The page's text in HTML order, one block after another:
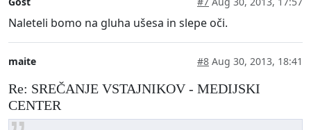
Naleteli bomo na gluha ušesa in slepe oči.
maite #8 Aug 30, 2013, 18:41
Re: SREČANJE VSTAJNIKOV - MEDIJSKI
CENTER